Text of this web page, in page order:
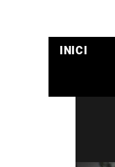
INICI